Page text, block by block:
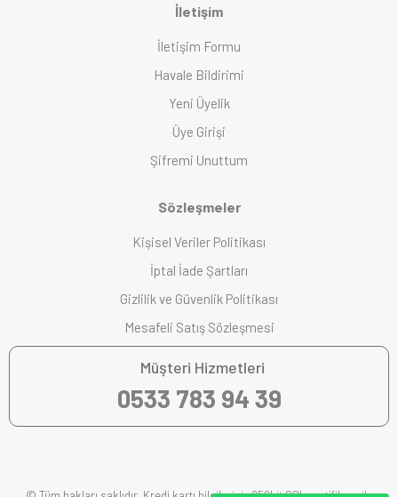
İletişim
İletişim Formu
Havale Bildirimi
Yeni Üyelik
Üye Girişi
Şifremi Unuttum
Sözleşmeler
Kişisel Veriler Politikası
İptal İade Şartları
Gizlilik ve Güvenlik Politikası
Mesafeli Satış Sözleşmesi
Müşteri Hizmetleri
0533 783 94 39